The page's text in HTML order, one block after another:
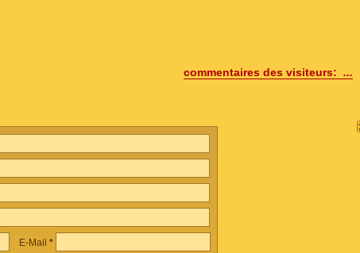
commentaires des visiteurs: ...
E-Mail *